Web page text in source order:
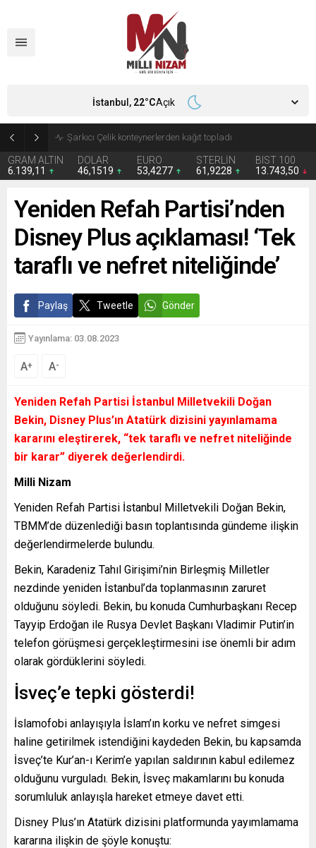
İran 2 ülkeyi birden vurdu
GRAM ALTIN
6.139,11
DOLAR
46,1519
EURO
53,4277
STERLİN
61,9228
BIST 100
13.743,50
İstanbul, 22°CAçık
Yeniden Refah Partisi’nden
Disney Plus açıklaması! ‘Tek
taraflı ve nefret niteliğinde’
Paylaş Tweetle Gönder
Yayınlama: 03.08.2023
A+ A-
Yeniden Refah Partisi İstanbul Milletvekili Doğan
Bekin, Disney Plus’ın Atatürk dizisini yayınlamama
kararını eleştirerek, “tek taraflı ve nefret niteliğinde
bir karar” diyerek değerlendirdi.
Milli Nizam
Yeniden Refah Partisi İstanbul Milletvekili Doğan Bekin,
TBMM’de düzenlediği basın toplantısında gündeme ilişkin
değerlendirmelerde bulundu.
Bekin, Karadeniz Tahıl Girişimi’nin Birleşmiş Milletler
nezdinde yeniden İstanbul’da toplanmasının zaruret
olduğunu söyledi. Bekin, bu konuda Cumhurbaşkanı Recep
Tayyip Erdoğan ile Rusya Devlet Başkanı Vladimir Putin’in
telefon görüşmesi gerçekleştirmesini ise önemli bir adım
olarak gördüklerini söyledi.
İsveç’e tepki gösterdi!
İslamofobi anlayışıyla İslam’ın korku ve nefret simgesi
haline getirilmek istendiğini kaydeden Bekin, bu kapsamda
İsveç’te Kur’an-ı Kerim’e yapılan saldırının kabul edilemez
olduğunu vurguladı. Bekin, İsveç makamlarını bu konuda
sorumluluk anlayışla hareket etmeye davet etti.
Disney Plus’ın Atatürk dizisini platformunda yayımlamama
kararına ilişkin de şöyle konuştu: